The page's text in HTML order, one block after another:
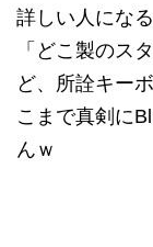
詳しい人にな
「どこ製のス
ど、所詮キー
こまで真剣に
んｗ